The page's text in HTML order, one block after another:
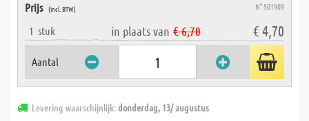
Prijs (incl. BTW) N° 501909
1 stuk in plaats van € 6,70 € 4,70
Aantal
Levering waarschijnlijk:donderdag, 13/ augustus